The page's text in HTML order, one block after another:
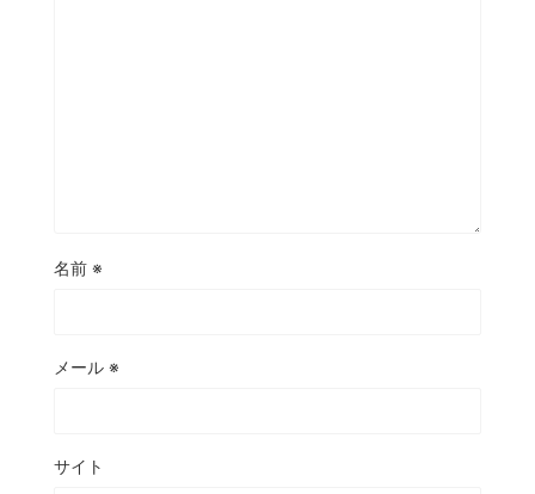
名前 ※
メール ※
サイト